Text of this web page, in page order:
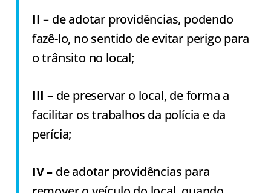
II – de adotar providências, podendo
fazê-lo, no sentido de evitar perigo para
o trânsito no local;
III –de preservar o local, de forma a
facilitar os trabalhos da polícia e da
perícia;
IV – de adotar providências para